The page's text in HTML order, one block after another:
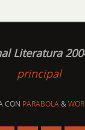
Literatura
principal
CON PARABOLA&